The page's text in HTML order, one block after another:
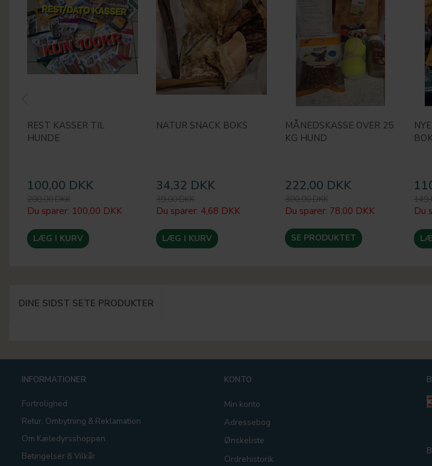
REST KASSER TIL
HUNDE
100,00 DKK
200,00 DKK
Du sparer: 100,00 DKK
LÆG I KURV
NATUR SNACK BOKS
34,32 DKK
39,00 DKK
Du sparer: 4,68 DKK
LÆG I KURV
MÅNEDSKASSE OVER 25
KG HUND
222,00 DKK
300,00 DKK
Du sparer: 78,00 DKK
SE PRODUKTET
Du
DINE SIDST SETE PRODUKTER
INFORMATIONER
Fortrolighed
Retur, Ombytning & Reklamation
Om Kæledyrsshoppen
Betingelser & Vilkår
KONTO
Min konto
Adressebog
Ønskeliste
Ordrehistorik